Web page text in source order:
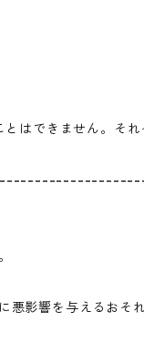
はできません。それ
悪影響を与えるおそ